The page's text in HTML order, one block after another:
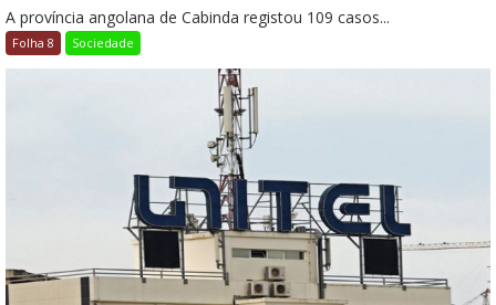
A província angolana de Cabinda registou 109 casos...
Folha 8 Sociedade